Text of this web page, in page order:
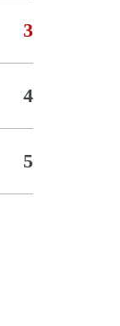
3
4
5